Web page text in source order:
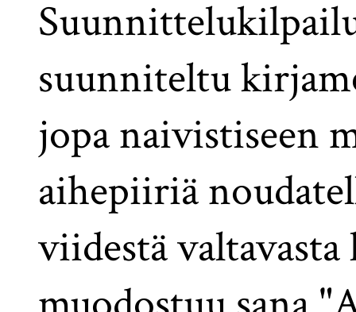
suunniteltu
jopa naivistiseen
aihepiiriä
viidestä